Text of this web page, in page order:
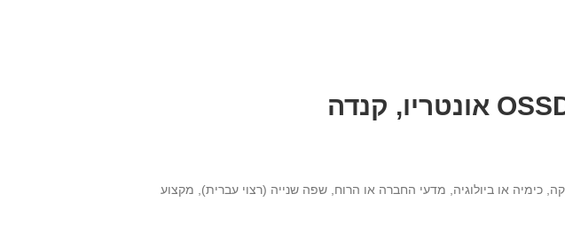
אונטריו, קנדה
כימיה או ביולוגיה, מדעי החברה או הרוח, שפה שנייה (רצוי עברית), מקצוע